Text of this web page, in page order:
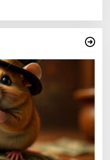
31 Juli 2026